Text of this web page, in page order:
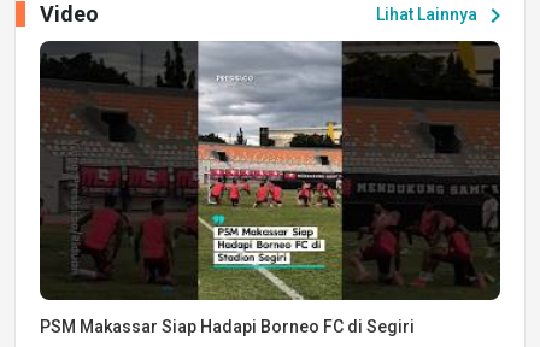
Lihat Lainnya chevron_right
Video
PSM Makassar Siap Hadapi Borneo FC di Segiri